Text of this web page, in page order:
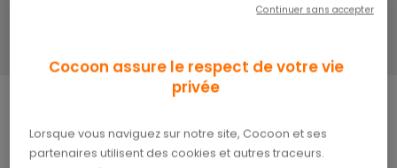
Dans un environnement de plus en plus exigeant
et stressant,le recentrage sur soiest devenu une
Cocoon assure le respect de votre vie
privée
Lorsque vous naviguez sur notre site, Cocoon et ses
partenaires utilisent des cookies et autres traceurs.
Continuer sans accepter